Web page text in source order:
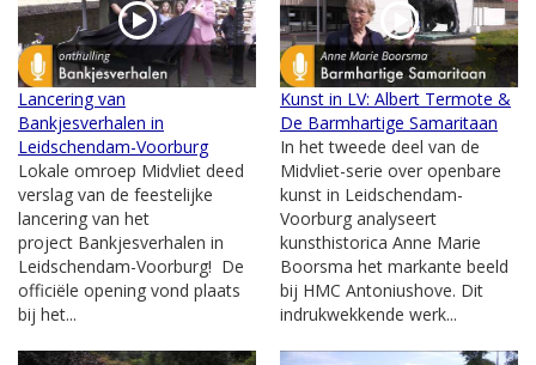
Lancering van
Bankjesverhalen in
Leidschendam-Voorburg
Lokale omroep Midvliet deed
verslag van de feestelijke
lancering van het
project Bankjesverhalen in
Leidschendam-Voorburg! De
officiële opening vond plaats
bij het...
Kunst in LV: Albert Termote &
De Barmhartige Samaritaan
In het tweede deel van de
Midvliet-serie over openbare
kunst in Leidschendam-
Voorburg analyseert
kunsthistorica Anne Marie
Boorsma het markante beeld
bij HMC Antoniushove. Dit
indrukwekkende werk...